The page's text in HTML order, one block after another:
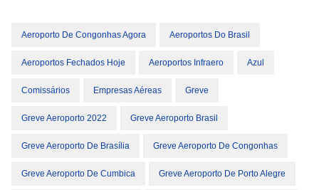
Aeroporto De Congonhas Agora Aeroportos Do Brasil
Aeroportos Fechados Hoje Aeroportos Infraero Azul
Comissários Empresas Aéreas Greve
Greve Aeroporto 2022 Greve Aeroporto Brasil
Greve Aeroporto De Brasília Greve Aeroporto De Congonhas
Greve Aeroporto De Cumbica Greve Aeroporto De Porto Alegre